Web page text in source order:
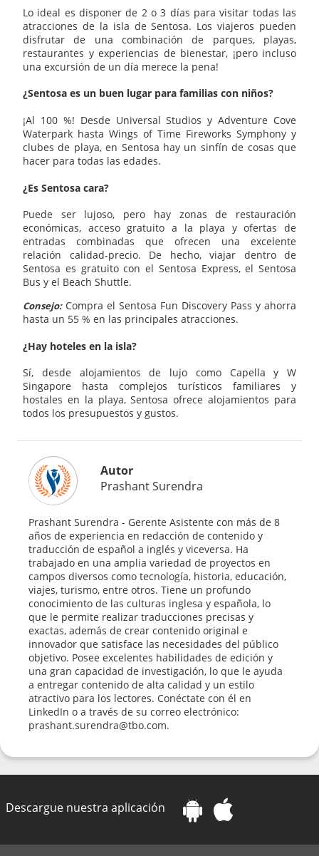
Lo ideal es disponer de 2 o 3 días para visitar todas las
atracciones de la isla de Sentosa. Los viajeros pueden
disfrutar de una combinación de parques, playas,
restaurantes y experiencias de bienestar, ¡pero incluso
una excursión de un día merece la pena!
¿Sentosa es un buen lugar para familias con niños?
¡Al 100 %! Desde Universal Studios y Adventure Cove
Waterpark hasta Wings of Time Fireworks Symphony y
clubes de playa, en Sentosa hay un sinfín de cosas que
hacer para todas las edades.
¿Es Sentosa cara?
Puede ser lujoso, pero hay zonas de restauración
económicas, acceso gratuito a la playa y ofertas de
entradas combinadas que ofrecen una excelente
relación calidad-precio. De hecho, viajar dentro de
Sentosa es gratuito con el Sentosa Express, el Sentosa
Bus y el Beach Shuttle.
Consejo:Compra el Sentosa Fun Discovery Pass y ahorra
hasta un 55 % en las principales atracciones.
¿Hay hoteles en la isla?
Sí, desde alojamientos de lujo como Capella y W
Singapore hasta complejos turísticos familiares y
hostales en la playa, Sentosa ofrece alojamientos para
todos los presupuestos y gustos.
Autor
Prashant Surendra
Prashant Surendra - Gerente Asistente con más de 8
años de experiencia en redacción de contenido y
traducción de español a inglés y viceversa. Ha
trabajado en una amplia variedad de proyectos en
campos diversos como tecnología, historia, educación,
viajes, turismo, entre otros. Tiene un profundo
conocimiento de las culturas inglesa y española, lo
que le permite realizar traducciones precisas y
exactas, además de crear contenido original e
innovador que satisface las necesidades del público
objetivo. Posee excelentes habilidades de edición y
una gran capacidad de investigación, lo que le ayuda
a entregar contenido de alta calidad y un estilo
atractivo para los lectores. Conéctate con él en
LinkedIn o a través de su correo electrónico:
prashant.surendra@tbo.com.
Descargue nuestra aplicación